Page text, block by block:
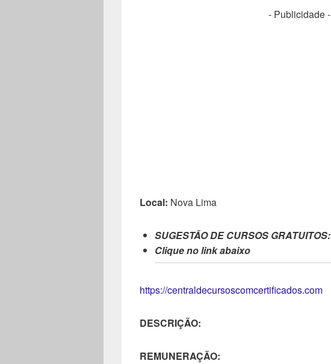
- Publicidade -
Local: Nova Lima
SUGESTÃO DE CURSOS GRATUITOS:
Clique no link abaixo
https://centraldecursoscomcertificados.com
DESCRIÇÃO:
REMUNERAÇÃO: